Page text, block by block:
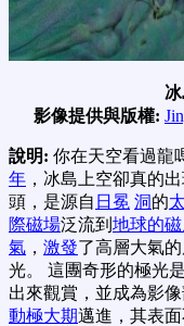
影像提供與版權:
說明: 你在天空看過龍
年 ，冰島上空卻真的
頭，是源自 日冕 洞的
際磁場泛流到 地球的磁
氣 ， 激發了高層大氣
光。 這團奇形的極光
出來觀賞，並成為影
動極大期邁進，其表